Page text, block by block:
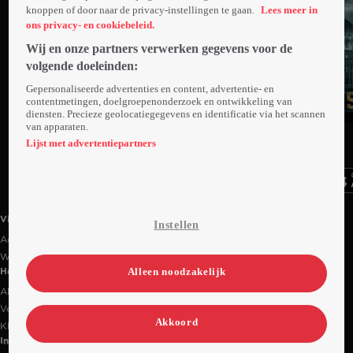
Ga
naar
Videoland
Actiecode
Werken bij RTL
Handige links
Alle films & series
Veelgestelde vragen
Klantenservice
Informatie
knoppen of door naar de privacy-instellingen te gaan.
Lees meer in
ons privacy- en cookiebeleid.
Wij en onze partners verwerken gegevens voor de
volgende doeleinden:
Gepersonaliseerde advertenties en content, advertentie- en
contentmetingen, doelgroepenonderzoek en ontwikkeling van
diensten. Precieze geolocatiegegevens en identificatie via het scannen
van apparaten.
Lijst met advertentiepartners
Instellen
Alleen noodzakelijk
Akkoord